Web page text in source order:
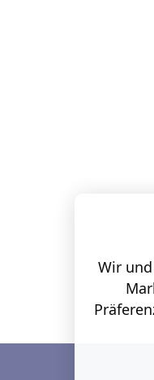
Wir